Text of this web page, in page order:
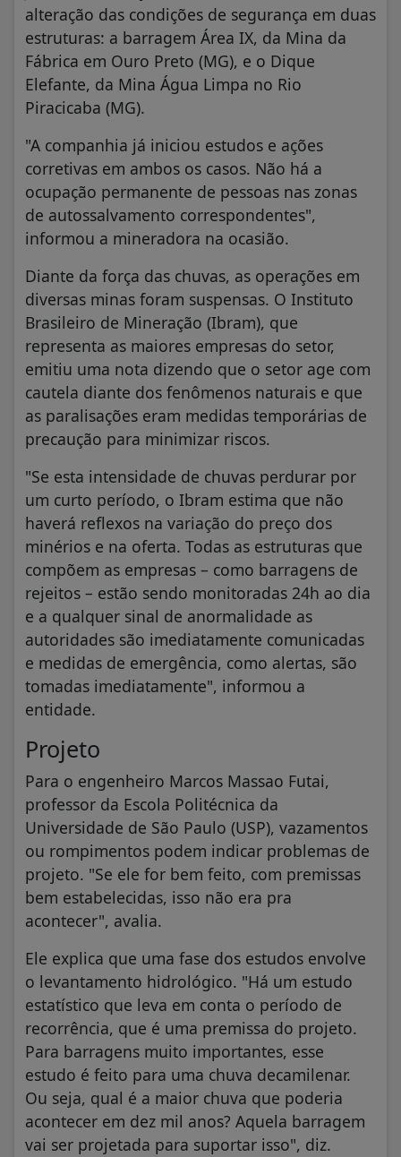
alteração das condições de segurança em duas
estruturas: a barragem Área IX, da Mina da
Fábrica em Ouro Preto (MG), e o Dique
Elefante, da Mina Água Limpa no Rio
Piracicaba (MG).
"A companhia já iniciou estudos e ações
corretivas em ambos os casos. Não há a
ocupação permanente de pessoas nas zonas
de autossalvamento correspondentes",
informou a mineradora na ocasião.
Diante da força das chuvas, as operações em
diversas minas foram suspensas. O Instituto
Brasileiro de Mineração (Ibram), que
representa as maiores empresas do setor,
emitiu uma nota dizendo que o setor age com
cautela diante dos fenômenos naturais e que
as paralisações eram medidas temporárias de
precaução para minimizar riscos.
"Se esta intensidade de chuvas perdurar por
um curto período, o Ibram estima que não
haverá reflexos na variação do preço dos
minérios e na oferta. Todas as estruturas que
compõem as empresas – como barragens de
rejeitos – estão sendo monitoradas 24h ao dia
e a qualquer sinal de anormalidade as
autoridades são imediatamente comunicadas
e medidas de emergência, como alertas, são
tomadas imediatamente", informou a
entidade.
Projeto
Para o engenheiro Marcos Massao Futai,
professor da Escola Politécnica da
Universidade de São Paulo (USP), vazamentos
ou rompimentos podem indicar problemas de
projeto. "Se ele for bem feito, com premissas
bem estabelecidas, isso não era pra
acontecer", avalia.
Ele explica que uma fase dos estudos envolve
o levantamento hidrológico. "Há um estudo
estatístico que leva em conta o período de
recorrência, que é uma premissa do projeto.
Para barragens muito importantes, esse
estudo é feito para uma chuva decamilenar.
Ou seja, qual é a maior chuva que poderia
acontecer em dez mil anos? Aquela barragem
vai ser projetada para suportar isso", diz.